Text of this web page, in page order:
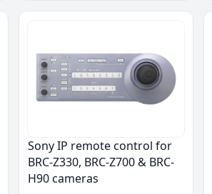
Sony IP remote control for
BRC-Z330, BRC-Z700 & BRC-
H90 cameras